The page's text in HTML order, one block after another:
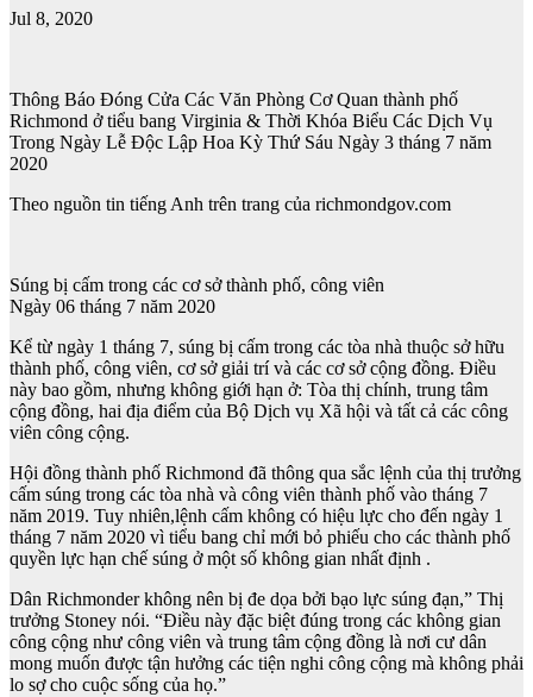
Jul 8, 2020
Thông Báo Đóng Cửa Các Văn Phòng Cơ Quan thành phố
Richmond ở tiểu bang Virginia & Thời Khóa Biểu Các Dịch Vụ
Trong Ngày Lễ Độc Lập Hoa Kỳ Thứ Sáu Ngày 3 tháng 7 năm
2020
Theo nguồn tin tiếng Anh trên trang của richmondgov.com
Súng bị cấm trong các cơ sở thành phố, công viên
Ngày 06 tháng 7 năm 2020
Kể từ ngày 1 tháng 7, súng bị cấm trong các tòa nhà thuộc sở hữu
thành phố, công viên, cơ sở giải trí và các cơ sở cộng đồng. Điều
này bao gồm, nhưng không giới hạn ở: Tòa thị chính, trung tâm
cộng đồng, hai địa điểm của Bộ Dịch vụ Xã hội và tất cả các công
viên công cộng.
Hội đồng thành phố Richmond đã thông qua sắc lệnh của thị trưởng
cấm súng trong các tòa nhà và công viên thành phố vào tháng 7
năm 2019. Tuy nhiên,lệnh cấm không có hiệu lực cho đến ngày 1
tháng 7 năm 2020 vì tiểu bang chỉ mới bỏ phiếu cho các thành phố
quyền lực hạn chế súng ở một số không gian nhất định .
Dân Richmonder không nên bị đe dọa bởi bạo lực súng đạn,” Thị
trưởng Stoney nói. “Điều này đặc biệt đúng trong các không gian
công cộng như công viên và trung tâm cộng đồng là nơi cư dân
mong muốn được tận hưởng các tiện nghi công cộng mà không phải
lo sợ cho cuộc sống của họ.”